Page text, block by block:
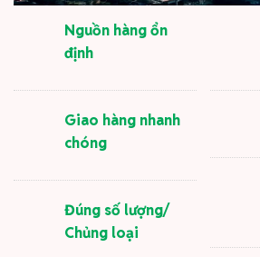
Nguồn hàng ổn
định
Giao hàng nhanh
chóng
Đúng số lượng/
Chủng loại